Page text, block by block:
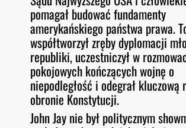
pomagał budować fundamenty
amerykańskiego państwa prawa.
współtworzył zręby dyplomacji
republiki, uczestniczył w
pokojowych kończących wojnę o
niepodległość i odegrał kluczową
obronie Konstytucji.
John Jay nie był politycznym